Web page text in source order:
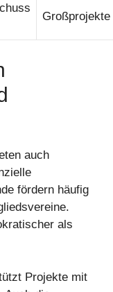
Großprojekte
auch
fördern häufig
als
Projekte mit